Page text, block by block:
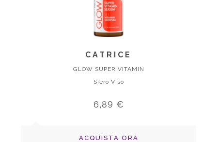
CATRICE
GLOW SUPER VITAMIN
Siero Viso
6,89 €
ACQUISTA ORA